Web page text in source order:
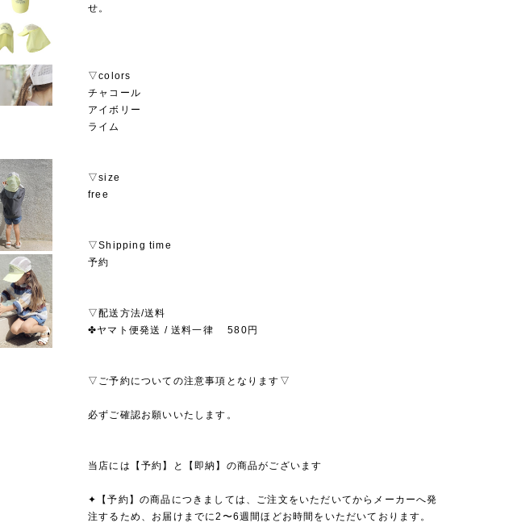
せ。
▽colors
チャコール
アイボリー
ライム
▽size
free
▽Shipping time
予約
▽配送方法/送料
✤ヤマト便発送 / 送料一律 580円
▽ご予約についての注意事項となります▽
必ずご確認お願いいたします。
当店には【予約】と【即納】の商品がございます
✦【予約】の商品につきましては、ご注文をいただいてからメーカーへ発
注するため、お届けまでに2〜6週間ほどお時間をいただいております。